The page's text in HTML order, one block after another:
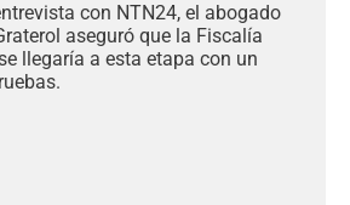
con NTN24, el abogado
aseguró que la Fiscalía
llegaría a esta etapa con un